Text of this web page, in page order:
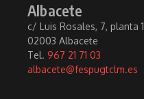
Albacete
c/ Luis Rosales, 7, planta 1
02003 Albacete
Tel. 967 21 71 03
albacete@fespugtclm.es